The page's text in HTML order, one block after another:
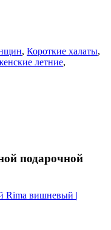
, Короткие халаты,
летние,
подарочной